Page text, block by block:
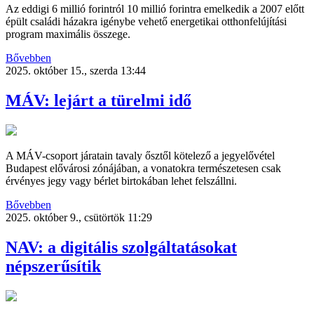
Az eddigi 6 millió forintról 10 millió forintra emelkedik a 2007 előtt
épült családi házakra igénybe vehető energetikai otthonfelújítási
program maximális összege.
Bővebben
2025. október 15., szerda 13:44
MÁV: lejárt a türelmi idő
A MÁV-csoport járatain tavaly ősztől kötelező a jegyelővétel
Budapest elővárosi zónájában, a vonatokra természetesen csak
érvényes jegy vagy bérlet birtokában lehet felszállni.
Bővebben
2025. október 9., csütörtök 11:29
NAV: a digitális szolgáltatásokat
népszerűsítik